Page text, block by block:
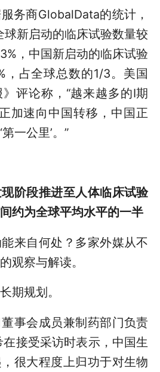
务商GlobalData的统计，
新启动的临床试验数量较
，中国新启动的临床试验
，占全球总数的1/3。美国
》评论称，“越来越多的I期
加速向中国转移，中国正
一公里’。”
阶段推进至人体临床试验
约为全球平均水平的一半
来自何处？多家外媒从不
观察与解读。
期规划。
事会成员兼制药部门负责
在接受采访时表示，中国生
很大程度上归功于对生物